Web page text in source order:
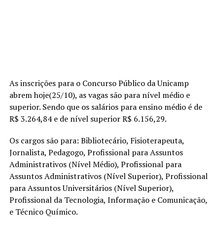
As inscrições para o Concurso Público da Unicamp
abrem hoje(25/10), as vagas são para nível médio e
superior. Sendo que os salários para ensino médio é de
R$ 3.264,84 e de nível superior R$ 6.156,29.
Os cargos são para: Bibliotecário, Fisioterapeuta,
Jornalista, Pedagogo, Profissional para Assuntos
Administrativos (Nível Médio), Profissional para
Assuntos Administrativos (Nível Superior), Profissional
para Assuntos Universitários (Nível Superior),
Profissional da Tecnologia, Informação e Comunicação,
e Técnico Químico.